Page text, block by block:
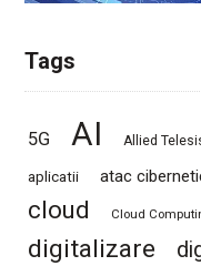
Tags
5G AI Allied
aplicatii atac
cloud Cloud
digitalizare